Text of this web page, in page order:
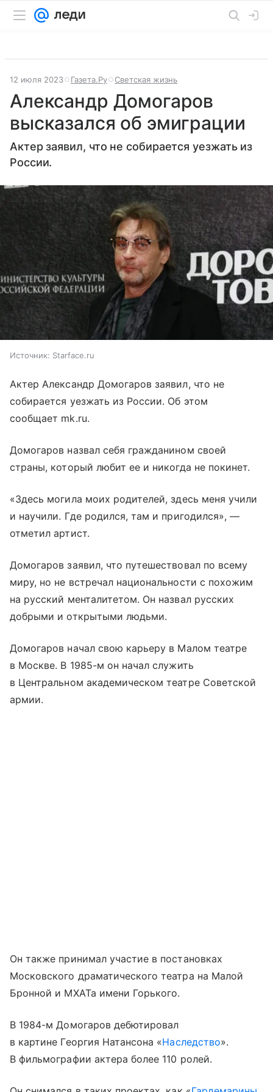
12 июля 2023 Газета.Ру Светская жизнь
Александр Домогаров
высказался об эмиграции
Актер заявил, что не собирается уезжать из
России.
Источник: Starface.ru
Актер Александр Домогаров заявил, что не
собирается уезжать из России. Об этом
сообщает mk.ru.
Домогаров назвал себя гражданином своей
страны, который любит ее и никогда не покинет.
«Здесь могила моих родителей, здесь меня учили
и научили. Где родился, там и пригодился», —
отметил артист.
Домогаров заявил, что путешествовал по всему
миру, но не встречал национальности с похожим
на русский менталитетом. Он назвал русских
добрыми и открытыми людьми.
Домогаров начал свою карьеру в Малом театре
в Москве. В 1985-м он начал служить
в Центральном академическом театре Советской
армии.
Он также принимал участие в постановках
Московского драматического театра на Малой
Бронной и МХАТа имени Горького.
В 1984-м Домогаров дебютировал
в картине Георгия Натансона «Наследство».
В фильмографии актера более 110 ролей.